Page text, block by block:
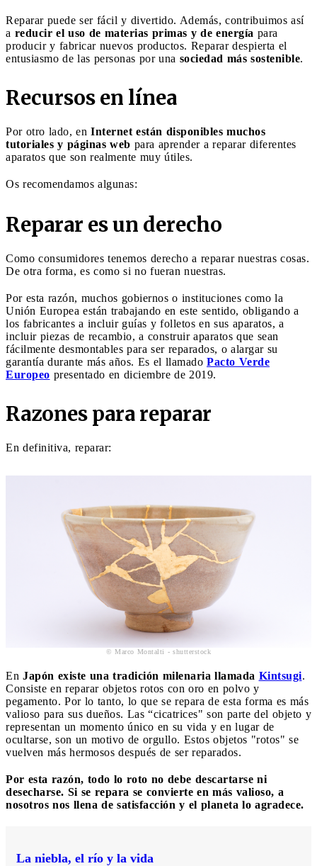
Reparar puede ser fácil y divertido. Además, contribuimos así
a reducir el uso de materias primas y de energía para
producir y fabricar nuevos productos. Reparar despierta el
entusiasmo de las personas por una sociedad más sostenible.
Recursos en línea
Por otro lado, en Internet están disponibles muchos
tutoriales y páginas web para aprender a reparar diferentes
aparatos que son realmente muy útiles.
Os recomendamos algunas:
Reparar es un derecho
Como consumidores tenemos derecho a reparar nuestras cosas.
De otra forma, es como si no fueran nuestras.
Por esta razón, muchos gobiernos o instituciones como la
Unión Europea están trabajando en este sentido, obligando a
los fabricantes a incluir guías y folletos en sus aparatos, a
incluir piezas de recambio, a construir aparatos que sean
fácilmente desmontables para ser reparados, o alargar su
garantía durante más años. Es el llamado Pacto Verde
Europeo presentado en diciembre de 2019.
Razones para reparar
En definitiva, reparar:
© Marco Montalti - shutterstock
En Japón existe una tradición milenaria llamada Kintsugi.
Consiste en reparar objetos rotos con oro en polvo y
pegamento. Por lo tanto, lo que se repara de esta forma es más
valioso para sus dueños. Las “cicatrices" son parte del objeto y
representan un momento único en su vida y en lugar de
ocultarse, son un motivo de orgullo. Estos objetos "rotos" se
vuelven más hermosos después de ser reparados.
Por esta razón, todo lo roto no debe descartarse ni
desecharse. Si se repara se convierte en más valioso, a
nosotros nos llena de satisfacción y el planeta lo agradece.
La niebla, el río y la vida